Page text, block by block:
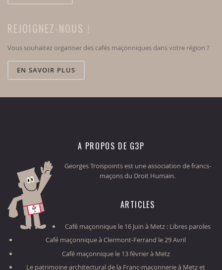
REJOIGNEZ-NOUS !
Vous souhaitez organiser des cafés maçonniques dans votre région ?
EN SAVOIR PLUS
A PROPOS DE G3P
Georges Troispoints est une association de francs-
maçons du Droit Humain.
ARTICLES
Café maçonnique le 16 Juin à Metz : Libres paroles
Café maçonnique à Clermont-Ferrand le 29 Avril
Café maçonnique le 13 février à Metz
Le patrimoine architectural de la Franc-maçonnerie à Metz et